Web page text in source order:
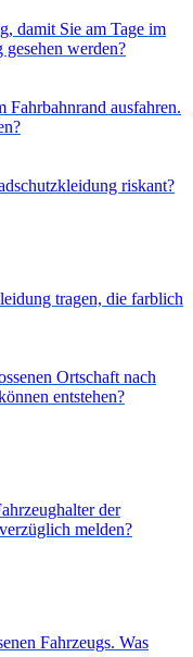
damit Sie am Tage im
werden?
Fahrbahnrand ausfahren.
riskant?
tragen, die farblich
Ortschaft nach
entstehen?
der
melden?
Fahrzeugs. Was